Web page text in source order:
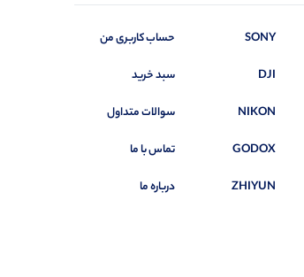
SONY
DJI
NIKON
GODOX
ZHIYUN
حساب کاربری من
سبد خرید
سوالات متداول
تماس با ما
درباره ما